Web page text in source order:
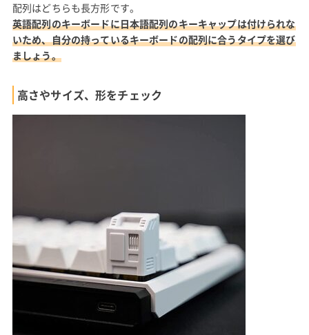
配列はどちらも長方形です。
英語配列のキーボードに日本語配列のキーキャップは付けられな
いため、自分の持っているキーボードの配列に合うタイプを選び
ましょう。
高さやサイズ、形をチェック